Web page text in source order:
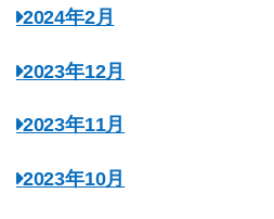
2024年2月
2023年12月
2023年11月
2023年10月